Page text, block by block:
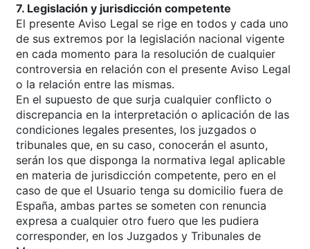
7. Legislación y jurisdicción competente
El presente Aviso Legal se rige en todos y cada uno
de sus extremos por la legislación nacional vigente
en cada momento para la resolución de cualquier
controversia en relación con el presente Aviso Legal
o la relación entre las mismas.
En el supuesto de que surja cualquier conflicto o
discrepancia en la interpretación o aplicación de las
condiciones legales presentes, los juzgados o
tribunales que, en su caso, conocerán el asunto,
serán los que disponga la normativa legal aplicable
en materia de jurisdicción competente, pero en el
caso de que el Usuario tenga su domicilio fuera de
España, ambas partes se someten con renuncia
expresa a cualquier otro fuero que les pudiera
corresponder, en los Juzgados y Tribunales de